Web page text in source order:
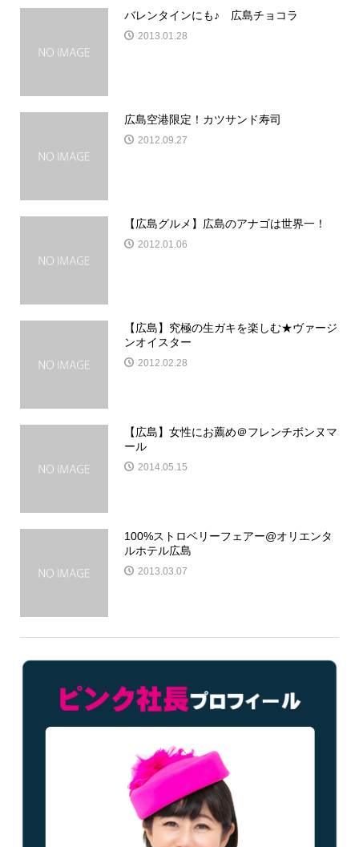
バレンタインにも♪ 広島チョコラ
2013.01.28
広島空港限定！カツサンド寿司
2012.09.27
【広島グルメ】広島のアナゴは世界一！
2012.01.06
【広島】究極の生ガキを楽しむ★ヴァージ
ンオイスター
2012.02.28
【広島】女性にお薦め＠フレンチボンヌマ
ール
2014.05.15
100%ストロベリーフェアー@オリエンタ
ルホテル広島
2013.03.07